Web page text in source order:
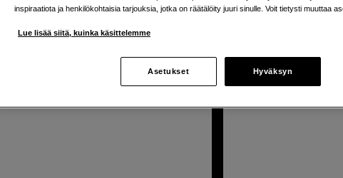
Näyttää 6 tuotetta
inspiraatiota ja henkilökohtaisia tarjouksia, jotka on räätälöity juuri sinulle. Voit tietysti muuttaa
Lue lisää siitä, kuinka käsittelemme
Asetukset Hyväksyn